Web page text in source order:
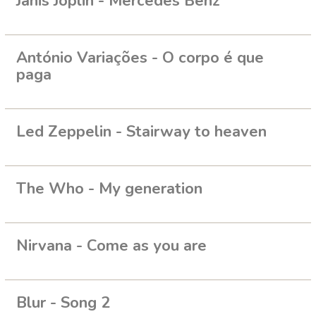
António Variações - O corpo é que
paga
Led Zeppelin - Stairway to heaven
The Who - My generation
Nirvana - Come as you are
Blur - Song 2